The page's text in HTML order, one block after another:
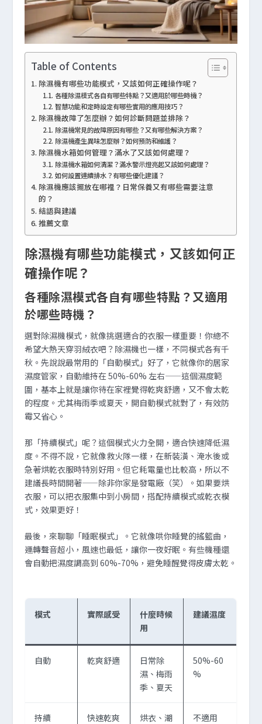
Table of Contents
除濕機有哪些功能模式，又該如何正確操作呢？
各種除濕模式各自有哪些特點？又適用於哪些時機？
智慧功能和定時設定有哪些實用的應用技巧？
除濕機故障了怎麼辦？如何診斷問題並排除？
除濕機常見的故障原因有哪些？又有哪些解決方案？
除濕機產生異味怎麼辦？如何預防和維護？
除濕機水箱如何管理？滿水了又該如何處理？
除濕機水箱如何清潔？滿水警示燈亮起又該如何處理？
如何設置連續排水？有哪些優化建議？
除濕機應該擺放在哪裡？日常保養又有哪些需要注意
的？
結語與建議
推薦文章
除濕機有哪些功能模式，又該如何正
確操作呢？
各種除濕模式各自有哪些特點？又適用
於哪些時機？
選對除濕機模式，就像挑選適合的衣服一樣重要！你總不
希望大熱天穿羽絨衣吧？除濕機也一樣，不同模式各有千
秋。先說說最常用的「自動模式」好了，它就像你的居家
濕度管家，自動維持在 50%-60% 左右——這個濕度範
圍，基本上就是讓你待在家裡覺得乾爽舒適，又不會太乾
的程度。尤其梅雨季或夏天，開自動模式就對了，有效防
霉又省心。
那「持續模式」呢？這個模式火力全開，適合快速降低濕
度。不得不說，它就像救火隊一樣，在新裝潢、淹水後或
急著烘乾衣服時特別好用。但它耗電量也比較高，所以不
建議長時間開著——除非你家是發電廠（笑）。如果要烘
衣服，可以把衣服集中到小房間，搭配持續模式或乾衣模
式，效果更好！
最後，來聊聊「睡眠模式」。它就像哄你睡覺的搖籃曲，
運轉聲音超小，風速也最低，讓你一夜好眠。有些機種還
會自動把濕度調高到 60%-70%，避免睡醒覺得皮膚太乾。
模式 實際感受
什麼時候
用
建議濕度
自動 乾爽舒適
日常除
濕、梅雨
季、夏天
50%-60
%
持續 快速乾爽
烘衣、潮
不適用